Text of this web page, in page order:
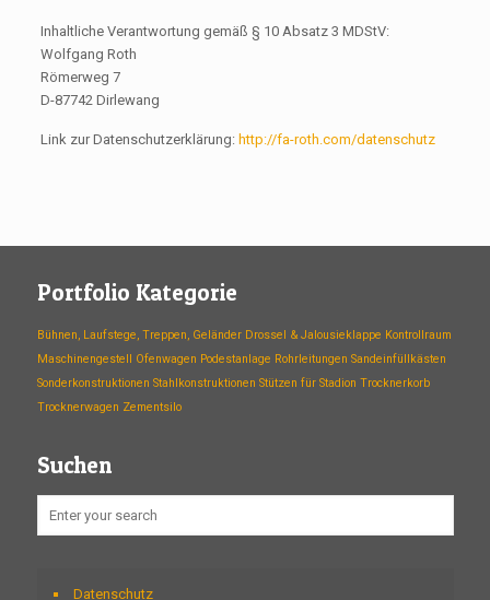
Inhaltliche Verantwortung gemäß § 10 Absatz 3 MDStV:
Wolfgang Roth
Römerweg 7
D-87742 Dirlewang
Link zur Datenschutzerklärung: http://fa-roth.com/datenschutz
Portfolio Kategorie
Bühnen, Laufstege, Treppen, Geländer Drossel & Jalousieklappe Kontrollraum
Maschinengestell Ofenwagen Podestanlage Rohrleitungen Sandeinfüllkästen
Sonderkonstruktionen Stahlkonstruktionen Stützen für Stadion Trocknerkorb
Trocknerwagen Zementsilo
Suchen
Datenschutz